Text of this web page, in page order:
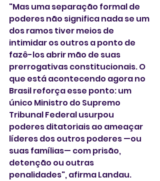
"Mas uma separação formal de
poderes não significa nada se um
dos ramos tiver meios de
intimidar os outros a ponto de
fazê-los abrir mão de suas
prerrogativas constitucionais. O
que está acontecendo agora no
Brasil reforça esse ponto: um
único Ministro do Supremo
Tribunal Federal usurpou
poderes ditatoriais ao ameaçar
líderes dos outros poderes —ou
suas famílias— com prisão,
detenção ou outras
penalidades", afirma Landau.